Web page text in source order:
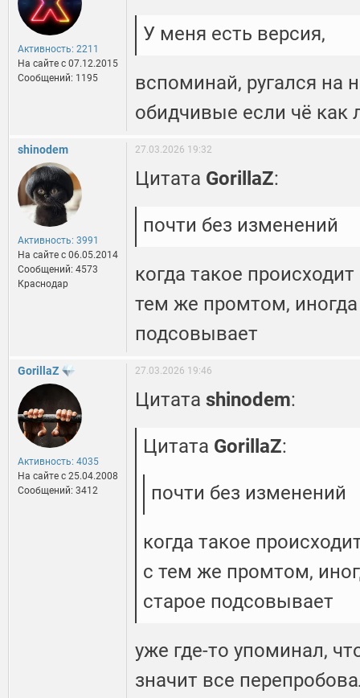
Активность: 2211
На сайте c 07.12.2015
Сообщений: 1195
У меня есть версия,
вспоминай, ругался на
обидчивые если чё как
shinodem
Активность: 3991
На сайте c 06.05.2014
Сообщений: 4573
Краснодар
27.03.2026 19:32
Цитата GorillaZ:
почти без изменений
когда такое
тем же промтом,
подсовывает
GorillaZ
Активность: 4035
На сайте c 25.04.2008
Сообщений: 3412
27.03.2026 19:46
Цитата shinodem:
Цитата GorillaZ:
почти без изменений
когда такое
с тем же промтом,
старое подсовывает
уже где-то упоминал,
значит все